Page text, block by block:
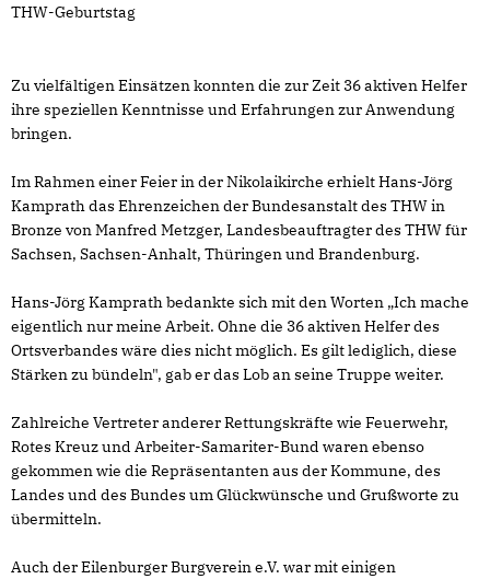
THW-Geburtstag
Zu vielfältigen Einsätzen konnten die zur Zeit 36 aktiven Helfer
ihre speziellen Kenntnisse und Erfahrungen zur Anwendung
bringen.
Im Rahmen einer Feier in der Nikolaikirche erhielt Hans-Jörg
Kamprath das Ehrenzeichen der Bundesanstalt des THW in
Bronze von Manfred Metzger, Landesbeauftragter des THW für
Sachsen, Sachsen-Anhalt, Thüringen und Brandenburg.
Hans-Jörg Kamprath bedankte sich mit den Worten „Ich mache
eigentlich nur meine Arbeit. Ohne die 36 aktiven Helfer des
Ortsverbandes wäre dies nicht möglich. Es gilt lediglich, diese
Stärken zu bündeln", gab er das Lob an seine Truppe weiter.
Zahlreiche Vertreter anderer Rettungskräfte wie Feuerwehr,
Rotes Kreuz und Arbeiter-Samariter-Bund waren ebenso
gekommen wie die Repräsentanten aus der Kommune, des
Landes und des Bundes um Glückwünsche und Grußworte zu
übermitteln.
Auch der Eilenburger Burgverein e.V. war mit einigen